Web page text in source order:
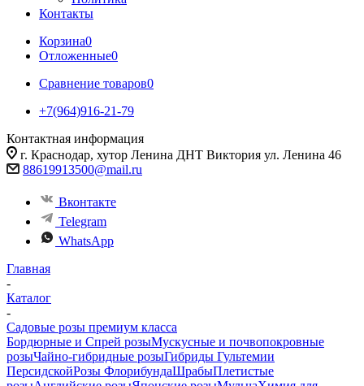
Контакты
Корзина0
Отложенные0
Сравнение товаров0
+7(964)916-21-79
Контактная информация
г. Краснодар, хутор Ленина ДНТ Виктория ул. Ленина 46
88619913500@mail.ru
Вконтакте
Telegram
WhatsApp
Главная
-
Каталог
-
Садовые розы премиум класса
Бордюрные и Спрей розыМускусные и почвопокровные
розыЧайно-гибридные розыГибриды Гультемии
ПерсидскойРозы ФлорибундаШрабыПлетистые